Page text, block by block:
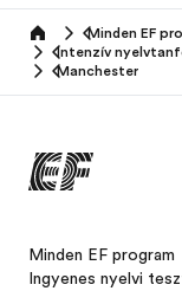
home Minden EF
Manchester
Minden EF program
Ingyenes nyelvi